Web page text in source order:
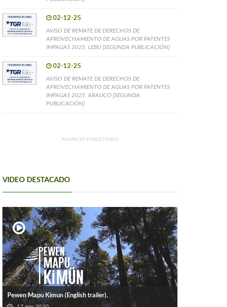
02-12-25
AVISO DE REMATE DE DERECHOS DE
APROVECHAMIENTO DE AGUAS POR PATENTES
IMPAGAS 2025, LEBU [SEGUNDA PUBLICACIÓN]
02-12-25
AVISO DE REMATE DE DERECHOS DE
APROVECHAMIENTO DE AGUAS POR PATENTES
IMPAGAS 2025, ARAUCO [SEGUNDA
PUBLICACIÓN]
ANUNCIO PUBLICITARIO
VIDEO DESTACADO
Pewen Mapu Kimun (English trailer).